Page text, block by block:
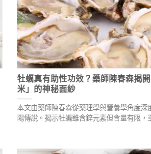
牡蠣真有助性功效？藥師陳春森揭
米」的神秘面紗
本文由藥師陳春森從藥理學與營養學角度深
陽傳說。揭示牡蠣雖含鋅元素但含量有限，